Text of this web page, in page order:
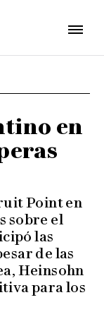
en
Point en
sobre el
las
de las
Heinsohn
para los